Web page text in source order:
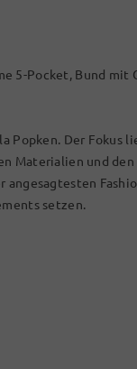
5-Pocket, Bund mit
Popken. Der Fokus
Materialien und
angesagtesten
setzen.